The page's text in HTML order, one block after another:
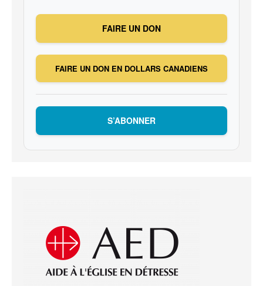
FAIRE UN DON
FAIRE UN DON EN DOLLARS CANADIENS
S’ABONNER